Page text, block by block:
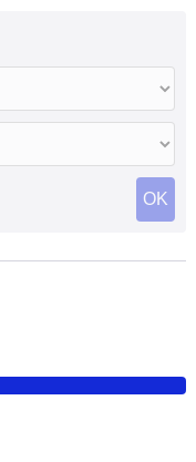
OK